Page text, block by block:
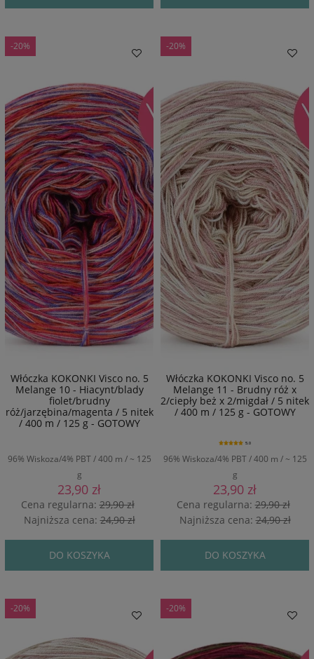
Włóczka KOKONKI Visco no. 5
Melange 10 - Hiacynt/blady
fiolet/brudny
róż/jarzębina/magenta / 5 nitek
/ 400 m / 125 g - GOTOWY
96% Wiskoza/4% PBT / 400 m / ~ 125
g
23,90 zł
Cena regularna:29,90 zł
Najniższa cena:24,90 zł
DO KOSZYKA
-20%
Włóczka KOKONKI Visco no. 5
Melange 11 - Brudny róż x
2/ciepły beż x 2/migdał / 5 nitek
/ 400 m / 125 g - GOTOWY
96% Wiskoza/4% PBT / 400 m / ~ 125
g
5.0
23,90 zł
Cena regularna:29,90 zł
Najniższa cena:24,90 zł
DO KOSZYKA
-20%
-20% -20%